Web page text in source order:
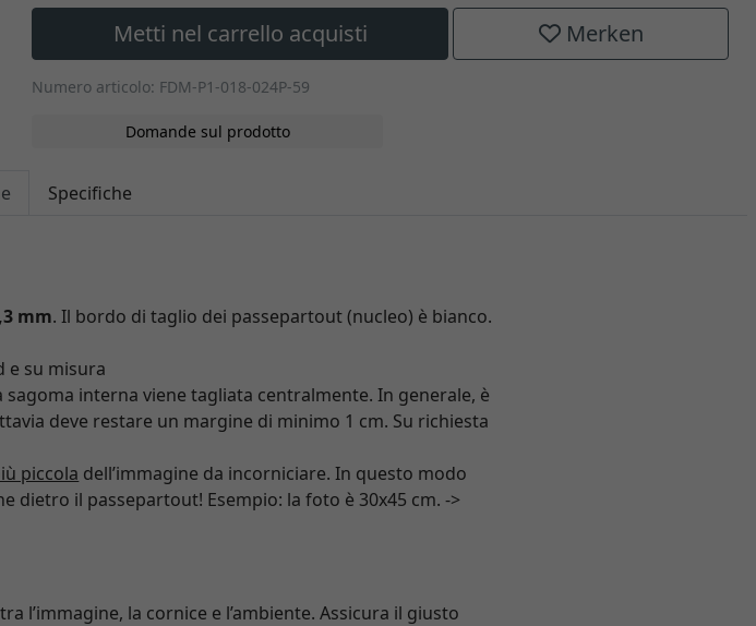
Metti nel carrello acquisti Merken
Numero articolo: FDM-P1-018-024P-59
Domande sul prodotto
Specifiche
mm. Il bordo di taglio dei passepartout (nucleo) è bianco.
e su misura
interna viene tagliata centralmente. In generale, è
deve restare un margine di minimo 1 cm. Su richiesta
piccola dell’immagine da incorniciare. In questo modo
dietro il passepartout! Esempio: la foto è 30x45 cm. ->
l’immagine, la cornice e l’ambiente. Assicura il giusto